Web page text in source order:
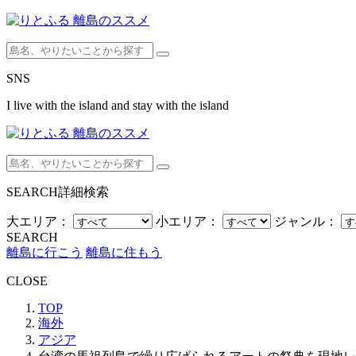
SNS
I live with the island and stay with the island
SEARCH詳細検索
大エリア： 小エリア： ジャンル：
SEARCH
離島に行こう 離島に住もう
CLOSE
TOP
海外
アジア